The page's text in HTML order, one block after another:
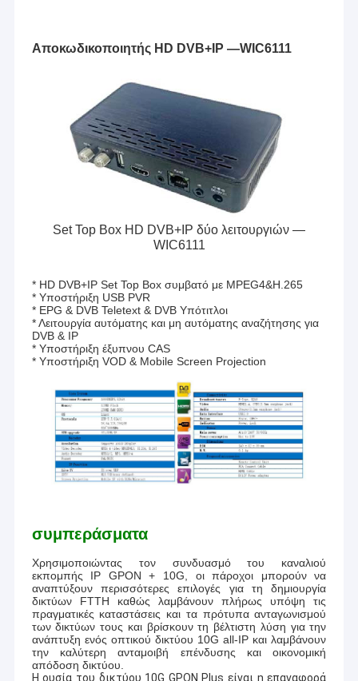
Αποκωδικοποιητής HD DVB+IP —WIC6111
Set Top Box HD DVB+IP δύο λειτουργιών —
WIC6111
* HD DVB+IP Set Top Box συμβατό με MPEG4&H.265
* Υποστήριξη USB PVR
* EPG & DVB Teletext & DVB Υπότιτλοι
* Λειτουργία αυτόματης και μη αυτόματης αναζήτησης για
DVB & IP
* Υποστήριξη έξυπνου CAS
* Υποστήριξη VOD & Mobile Screen Projection
συμπεράσματα
Χρησιμοποιώντας τον συνδυασμό του καναλιού
εκπομπής IP GPON + 10G, οι πάροχοι μπορούν να
αναπτύξουν περισσότερες επιλογές για τη δημιουργία
δικτύων FTTH καθώς λαμβάνουν πλήρως υπόψη τις
πραγματικές καταστάσεις και τα πρότυπα ανταγωνισμού
των δικτύων τους και βρίσκουν τη βέλτιστη λύση για την
ανάπτυξη ενός οπτικού δικτύου 10G all-IP και λαμβάνουν
την καλύτερη ανταμοιβή επένδυσης και οικονομική
απόδοση δικτύου.
Η ουσία του δικτύου 10G GPON Plus είναι η επαναφορά